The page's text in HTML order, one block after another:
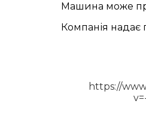
Машина може
Компанія надає
https://